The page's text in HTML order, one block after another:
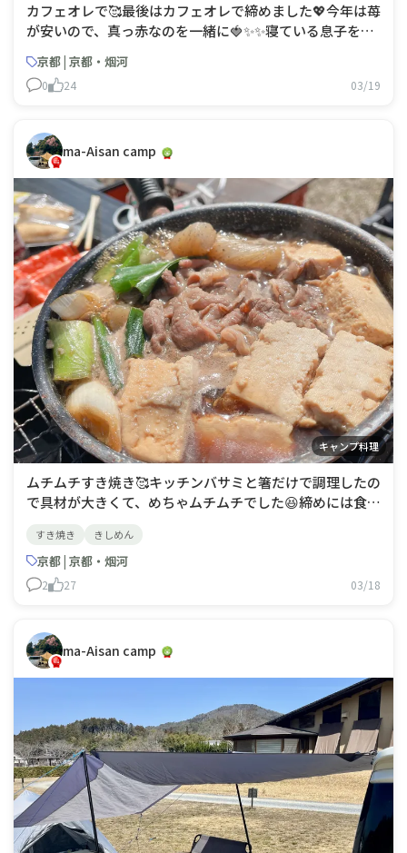
カフェオレで🥰​最後はカフェオレで締めました💖今年は苺
が安いので、真っ赤なのを一緒に🍓✨✨寝ている息子を見
ながら、微笑ましい気持ちでいただきました❣️❣️
京都 | 京都・烟河
0 24 03/19
ma-Aisan camp
キャンプ料理
​​ムチムチすき焼き🥰​キッチンバサミと箸だけで調理したの
で具材が大きくて、めちゃムチムチでした😆締めには食べ
ピッタリでした❣️❣️
すき焼き きしめん
京都 | 京都・烟河
2 27 03/18
ma-Aisan camp